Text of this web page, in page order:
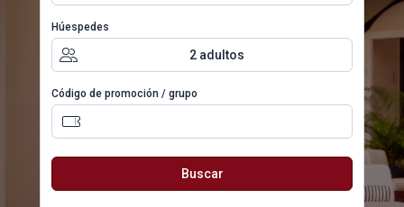
Húespedes
2 adultos
Código de promoción / grupo
Buscar